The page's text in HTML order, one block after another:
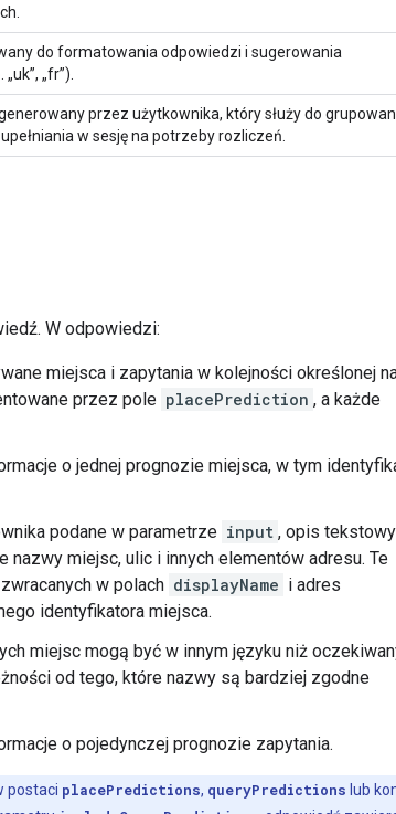
do formatowania odpowiedzi i sugerowania
„fr”).
przez użytkownika, który służy do
w sesję na potrzeby rozliczeń.
W odpowiedzi:
miejsca i zapytania w kolejności określonej
przez pole placePrediction , a każde
o jednej prognozie miejsca, w tym
podane w parametrze input , opis tekstowy
miejsc, ulic i innych elementów adresu. Te
w polach displayName i adres
identyfikatora miejsca.
miejsc mogą być w innym języku niż
od tego, które nazwy są bardziej zgodne
o pojedynczej prognozie zapytania.
postaci placePredictions, queryPredictions lub